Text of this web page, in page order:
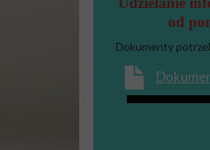
od
Dokumenty